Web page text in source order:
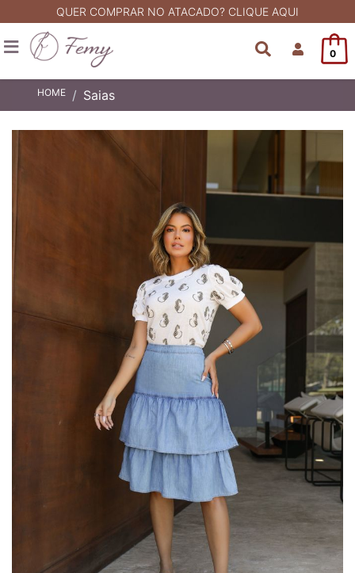
QUER COMPRAR NO ATACADO? CLIQUE AQUI
0
HOME Saias